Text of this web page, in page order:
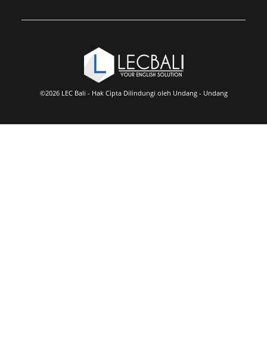
©2026 LEC Bali - Hak Cipta Dilindungi oleh Undang - Undang